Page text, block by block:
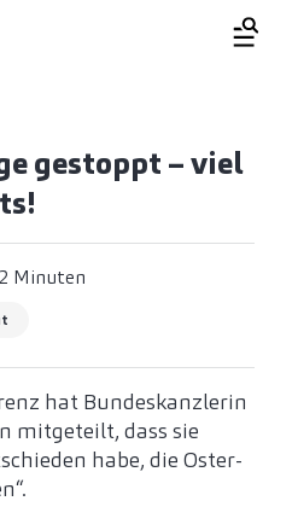
gestoppt – viel
Minuten
hat Bundeskanzlerin
mitgeteilt, dass sie
habe, die Oster-